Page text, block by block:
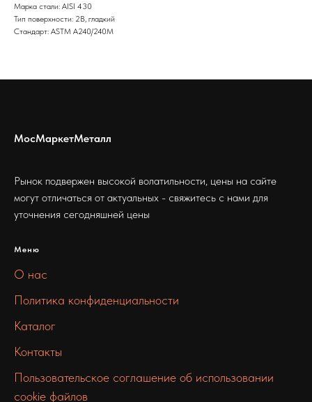
Марка стали: AISI 430
Тип поверхности: 2B, гладкий
Стандарт: ASTM А240/240М
МосМаркетМеталл
Рынок подвержен высокой волатильности, цены на сайте
могут отличаться от актуальных - свяжитесь с нами для
уточнения сегодняшней цены
Меню
О нас
Политика конфиденциальности
Каталог
Контакты
Пользовательское соглашение об использовании
cookie файлов